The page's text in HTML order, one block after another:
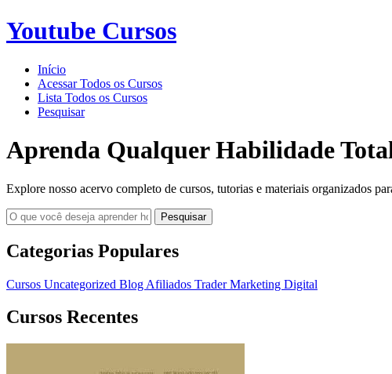
Youtube Cursos
Início
Acessar Todos os Cursos
Lista Todos os Cursos
Pesquisar
Aprenda Qualquer Habilidade
Explore nosso acervo completo de cursos, tutorias e materiais organizados
Pesquisar
Categorias Populares
Cursos Uncategorized Blog Afiliados TraderMarketing Digital
Cursos Recentes